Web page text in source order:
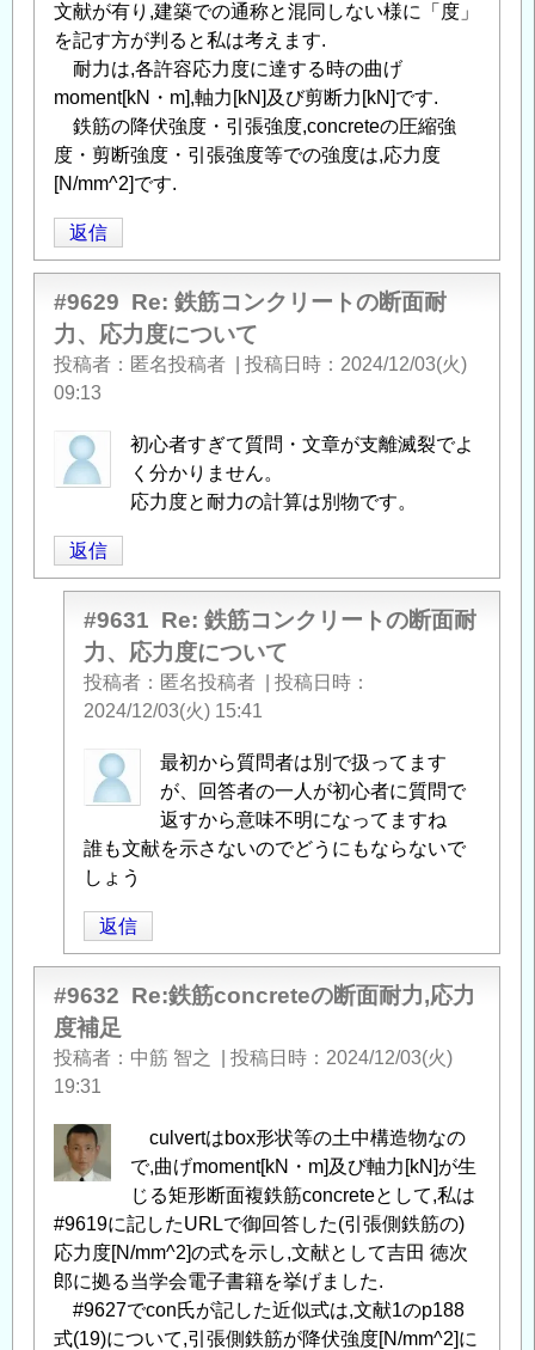
文献が有り,建築での通称と混同しない様に「度」
を記す方が判ると私は考えます.
耐力は,各許容応力度に達する時の曲げ
moment[kN・m],軸力[kN]及び剪断力[kN]です.
鉄筋の降伏強度・引張強度,concreteの圧縮強
度・剪断強度・引張強度等での強度は,応力度
[N/mm^2]です.
返信
#9629 Re: 鉄筋コンクリートの断面耐
力、応力度について
投稿者 匿名投稿者 投稿日時
2024/12/03(火)
09:13
初心者すぎて質問・文章が支離滅裂でよ
く分かりません。
応力度と耐力の計算は別物です。
返信
#9631 Re: 鉄筋コンクリートの断面耐
力、応力度について
投稿者 匿名投稿者
投稿日時
2024/12/03(火) 15:41
匿
名
稿
者
よ
る
「Re:
鉄
筋
コ
ク
リ
ト
の
断
面
耐
最初から質問者は別で扱ってます
が、回答者の一人が初心者に質問で
返すから意味不明になってますね
誰も文献を示さないのでどうにもならないで
しょう
返信
#9632 Re:鉄筋concreteの断面耐力,応力
度補足
投稿者 中筋 智之 投稿日時
2024/12/03(火)
19:31
culvertはbox形状等の土中構造物なの
で,曲げmoment[kN・m]及び軸力[kN]が生
じる矩形断面複鉄筋concreteとして,私は
#9619に記したURLで御回答した(引張側鉄筋の)
応力度[N/mm^2]の式を示し,文献として吉田 徳次
郎に拠る当学会電子書籍を挙げました.
#9627でcon氏が記した近似式は,文献1のp188
式(19)について,引張側鉄筋が降伏強度[N/mm^2]に